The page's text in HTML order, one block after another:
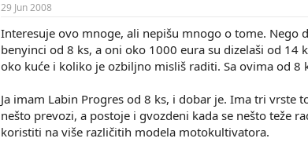
29 Jun 2008
Interesuje ovo mnoge, ali nepišu mnogo o tome.
benyinci od 8 ks, a oni oko 1000 eura su dizelaši od
oko kuće i koliko je ozbiljno misliš raditi. Sa ovima od 8
Ja imam Labin Progres od 8 ks, i dobar je. Ima tri vrste
nešto prevozi, a postoje i gvozdeni kada se nešto teže
koristiti na više različitih modela motokultivatora.